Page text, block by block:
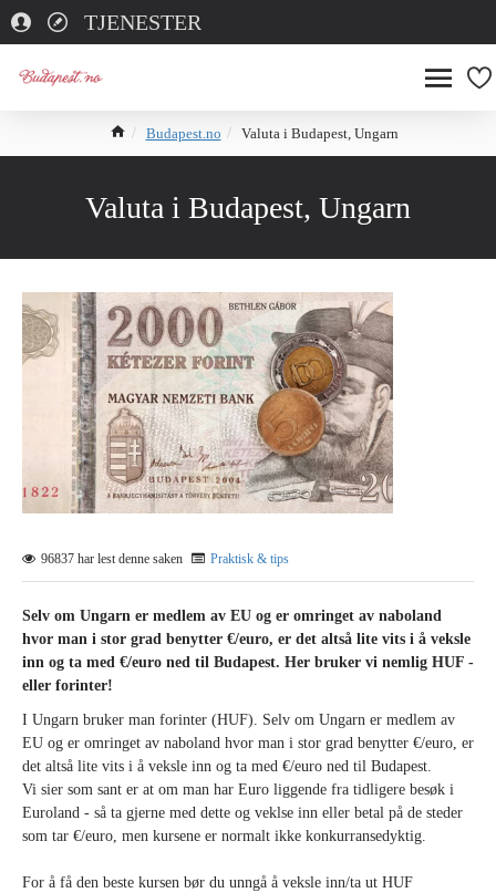
TJENESTER
Budapest.no Valuta i Budapest, Ungarn
Valuta i Budapest, Ungarn
96837 har lest denne saken Praktisk & tips
Selv om Ungarn er medlem av EU og er omringet av naboland
hvor man i stor grad benytter €/euro, er det altså lite vits i å veksle
inn og ta med €/euro ned til Budapest. Her bruker vi nemlig HUF -
eller forinter!
I Ungarn bruker man forinter (HUF). Selv om Ungarn er medlem av
EU og er omringet av naboland hvor man i stor grad benytter €/euro, er
det altså lite vits i å veksle inn og ta med €/euro ned til Budapest.
Vi sier som sant er at om man har Euro liggende fra tidligere besøk i
Euroland - så ta gjerne med dette og veklse inn eller betal på de steder
som tar €/euro, men kursene er normalt ikke konkurransedyktig.
For å få den beste kursen bør du unngå å veksle inn/ta ut HUF